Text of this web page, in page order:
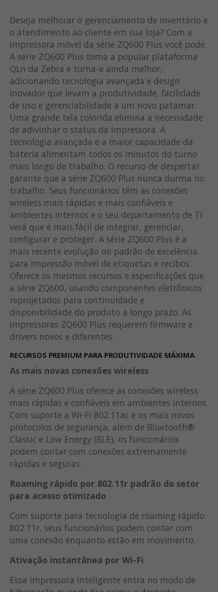
Deseja melhorar o gerenciamento de inventário e
o atendimento ao cliente em sua loja? Com a
impressora móvel da série ZQ600 Plus você pode.
A série ZQ600 Plus toma a popular plataforma
QLn da Zebra e torna-a ainda melhor,
adicionando tecnologia avançada e design
inovador que levam a produtividade, facilidade
de uso e gerenciabilidade a um novo patamar.
Uma grande tela colorida elimina a necessidade
de adivinhar o status da impressora. A
tecnologia avançada e a maior capacidade da
bateria alimentam todos os minutos do turno
mais longo de trabalho. O recurso de despertar
garante que a série ZQ600 Plus nunca durma no
trabalho. Seus funcionários têm as conexões
wireless mais rápidas e mais confiáveis e
ambientes internos e o seu departamento de TI
verá que é mais fácil de integrar, gerenciar,
configurar e proteger. A série ZQ600 Plus é a
mais recente evolução no padrão de excelência
para impressão móvel de etiquetas e recibos.
Oferece os mesmos recursos e especificações que
a série ZQ600, usando componentes eletrônicos
reprojetados para continuidade e
disponibilidade do produto a longo prazo. As
impressoras ZQ600 Plus requerem firmware e
drivers novos e diferentes.
RECURSOS PREMIUM PARA PRODUTIVIDADE MÁXIMA
As mais novas conexões wireless
A série ZQ600 Plus oferece as conexões wireless
mais rápidas e confiáveis em ambientes internos.
Com suporte a Wi-Fi 802.11ac e os mais novos
protocolos de segurança, além de Bluetooth®
Classic e Low Energy (BLE), os funcionários
podem contar com conexões extremamente
rápidas e seguras.
Roaming rápido por 802.11r padrão do setor
para acesso otimizado
Com suporte para tecnologia de roaming rápido
802.11r, seus funcionários podem contar com
uma conexão enquanto estão em movimento.
Ativação instantânea por Wi-Fi
Essa impressora inteligente entra no modo de